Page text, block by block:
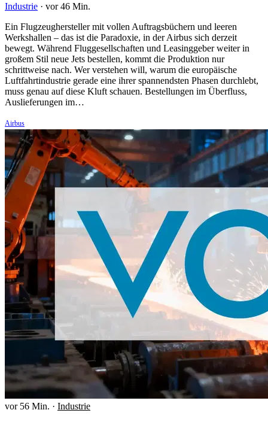
Industrie · vor 46 Min.
Ein Flugzeughersteller mit vollen Auftragsbüchern und leeren
Werkshallen – das ist die Paradoxie, in der Airbus sich derzeit
bewegt. Während Fluggesellschaften und Leasinggeber weiter in
großem Stil neue Jets bestellen, kommt die Produktion nur
schrittweise nach. Wer verstehen will, warum die europäische
Luftfahrtindustrie gerade eine ihrer spannendsten Phasen durchlebt,
muss genau auf diese Kluft schauen. Bestellungen im Überfluss,
Auslieferungen im…
Airbus
vor 56 Min. · Industrie